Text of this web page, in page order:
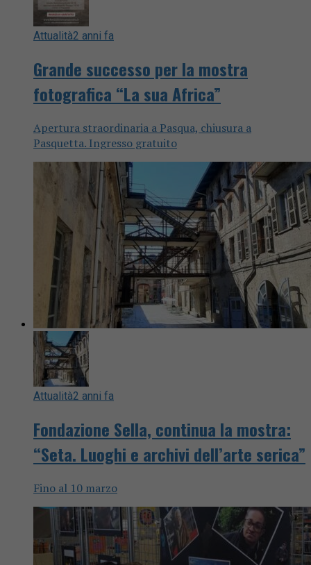
Attualità2 anni fa
Grande successo per la mostra
fotografica “La sua Africa”
Apertura straordinaria a Pasqua, chiusura a
Pasquetta. Ingresso gratuito
Attualità2 anni fa
Fondazione Sella, continua la mostra:
“Seta. Luoghi e archivi dell’arte serica”
Fino al 10 marzo